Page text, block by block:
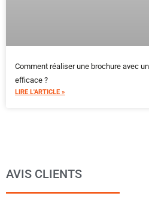
Comment réaliser une brochure avec
efficace ?
LIRE L'ARTICLE »
AVIS CLIENTS